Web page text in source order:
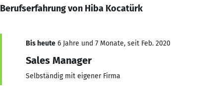
Berufserfahrung von Hiba Kocatürk
Bis heute 6 Jahre und 7 Monate, seit Feb. 2020
Sales Manager
Selbständig mit eigener Firma